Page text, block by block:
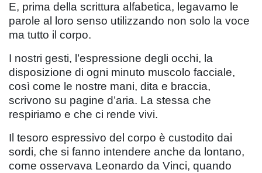
E, prima della scrittura alfabetica, legavamo le
parole al loro senso utilizzando non solo la voce
ma tutto il corpo.
I nostri gesti, l’espressione degli occhi, la
disposizione di ogni minuto muscolo facciale,
così come le nostre mani, dita e braccia,
scrivono su pagine d’aria. La stessa che
respiriamo e che ci rende vivi.
Il tesoro espressivo del corpo è custodito dai
sordi, che si fanno intendere anche da lontano,
come osservava Leonardo da Vinci, quando